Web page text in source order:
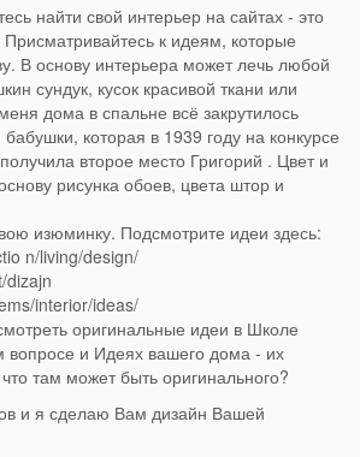
найти свой интерьер на сайтах - это
к идеям, которые
В основу интерьера может лечь любой
сундук, кусок красивой ткани или
дома в спальне всё закрутилось
которая в 1939 году на конкурсе
второе место Григорий . Цвет и
рисунка обоев, цвета штор и
изюминку. Подсмотрите идеи здесь:
n/living/design/
dizajn
interior/ideas/
оригинальные идеи в Школе
вопросе и Идеях вашего дома - их
там может быть оригинального?
и я сделаю Вам дизайн Вашей